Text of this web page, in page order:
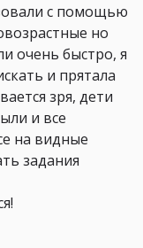
с помощью
но
очень быстро, я
и прятала
зря, дети
и все
на видные
задания